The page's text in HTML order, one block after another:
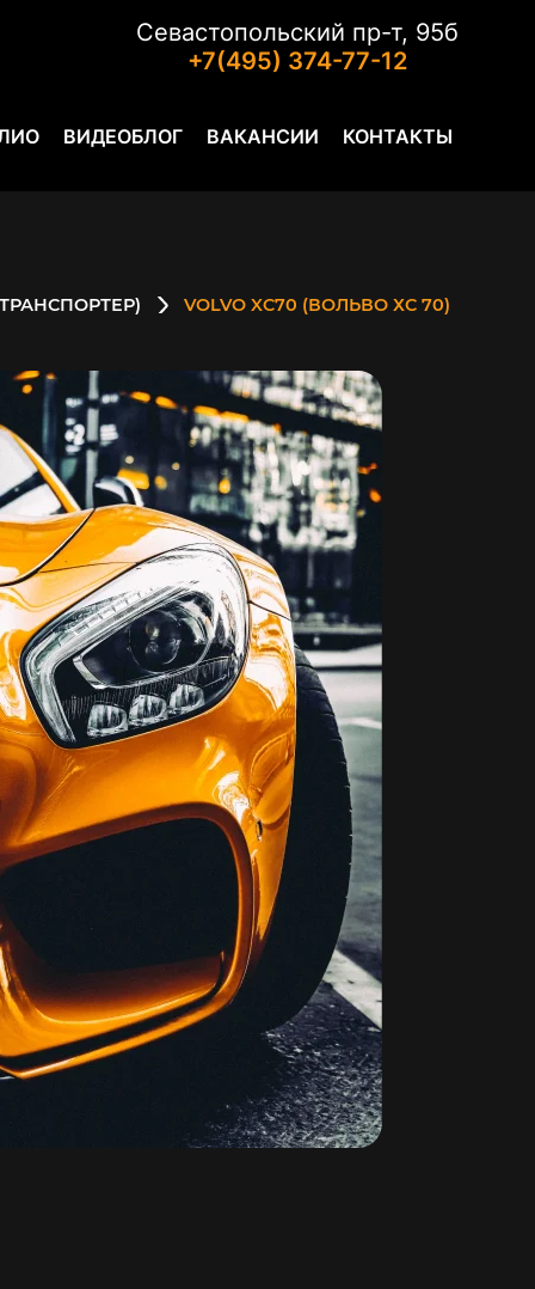
Севастопольский пр-т, 95б
+7(495) 374-77-12
ВИДЕОБЛОГ ВАКАНСИИ КОНТАКТЫ
ТРАНСПОРТЕР) VOLVO XC70 (ВОЛЬВО ХС 70)